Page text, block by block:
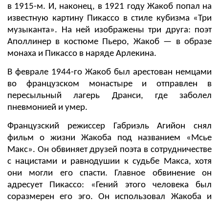
в 1915-м. И, наконец, в 1921 году Жакоб попал на
известную картину Пикассо в стиле кубизма «Три
музыканта». На ней изображены три друга: поэт
Аполлинер в костюме Пьеро, Жакоб — в образе
монаха и Пикассо в наряде Арлекина.
В феврале 1944-го Жакоб был арестован немцами
во французском монастыре и отправлен в
пересыльный лагерь Дранси, где заболел
пневмонией и умер.
Французский режиссер Габриэль Агийон снял
фильм о жизни Жакоба под названием «Мсье
Макс». Он обвиняет друзей поэта в сотрудничестве
с нацистами и равнодушии к судьбе Макса, хотя
они могли его спасти. Главное обвинение он
адресует Пикассо: «Гений этого человека был
соразмерен его эго. Он использовал Жакоба и